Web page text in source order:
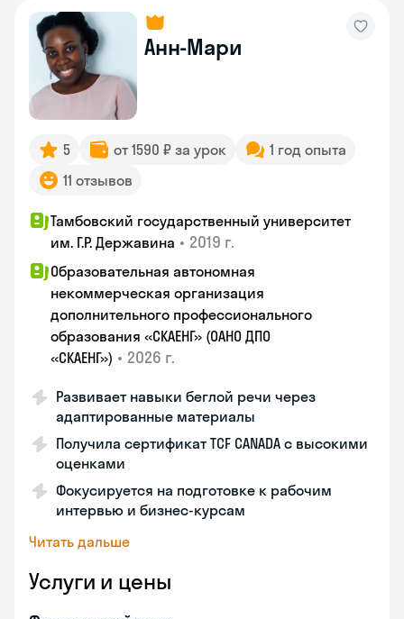
Анн-Мари
5 от 1590 ₽ за урок
1 год опыта
11 отзывов
Тамбовский государственный университет
им. Г.Р. Державина • 2019 г.
Образовательная автономная
некоммерческая организация
дополнительного профессионального
образования «СКАЕНГ» (ОАНО ДПО
«СКАЕНГ») • 2026 г.
Развивает навыки беглой речи через
адаптированные материалы
Получила сертификат TCF CANADA с высокими
оценками
Фокусируется на подготовке к рабочим
интервью и бизнес-курсам
Читать дальше
Услуги и цены